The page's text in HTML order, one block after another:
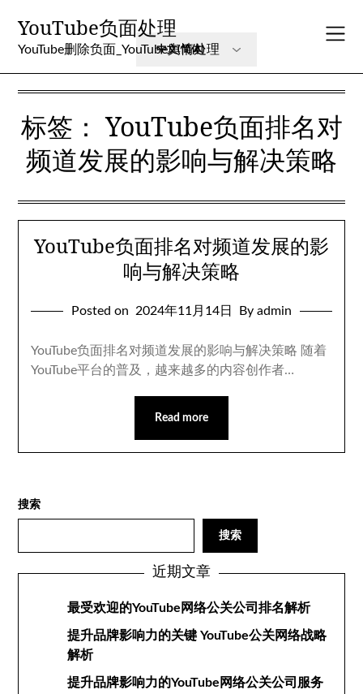
content
YouTube负面处理
YouTube删除负面_YouTube舆情处理
标签：YouTube负面排名对
频道发展的影响与解决策略
YouTube负面排名对频道发展的影
响与解决策略
Posted on 2024年11月14日 By admin
YouTube负面排名对频道发展的影响与解决策略 随着
YouTube平台的普及，越来越多的内容创作者…
Read more
搜索
搜索
近期文章
最受欢迎的YouTube网络公关公司排名解析
提升品牌影响力的关键 YouTube公关网络战略
解析
提升品牌影响力的YouTube网络公关公司服务